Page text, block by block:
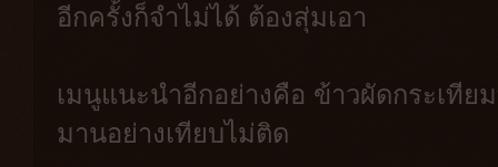
อีกครั้งก็จำไม่ได้ ต้องสุ่มเอา
เมนูแนะนำอีกอย่างคือ ข้าวผัดกระเที
มานอย่างเทียบไม่ติด